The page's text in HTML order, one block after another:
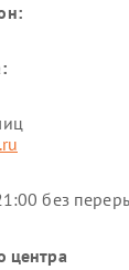
без
центра